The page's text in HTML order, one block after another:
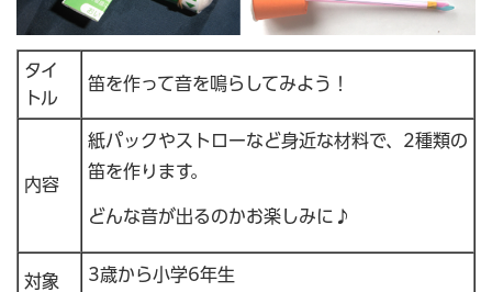
タイ
トル
笛を作って音を鳴らしてみよう！
内容
紙パックやストローなど身近な材料で、2種類の
笛を作ります。
どんな音が出るのかお楽しみに♪
対象 3歳から小学6年生